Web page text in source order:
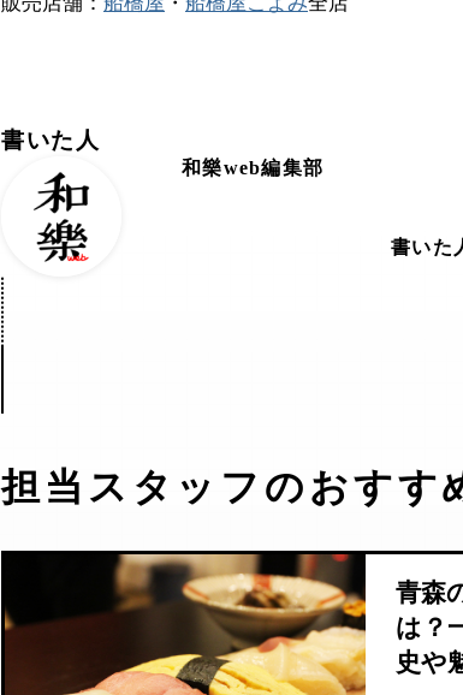
書いた人
和樂web編集部
書いた
担当スタッフのおすす
青森
は？
史や